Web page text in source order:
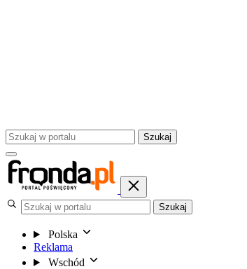
Szukaj
Szukaj
Polska
Reklama
Wschód